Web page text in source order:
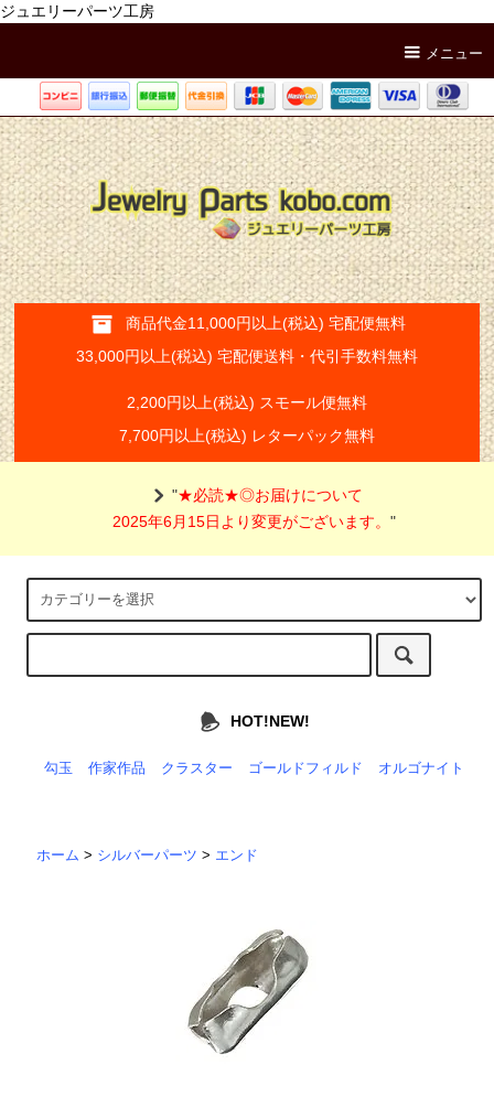
ジュエリーパーツ工房
メニュー
商品代金11,000円以上(税込) 宅配便無料
33,000円以上(税込) 宅配便送料・代引手数料無料
2,200円以上(税込) スモール便無料
7,700円以上(税込) レターパック無料
"★必読★◎お届けについて
2025年6月15日より変更がございます。"
HOT!NEW!
勾玉 作家作品 クラスター ゴールドフィルド オルゴナイト
ホーム > シルバーパーツ > エンド